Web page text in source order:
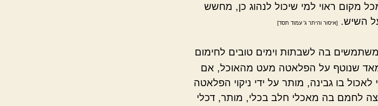
מקום ראוי למי שיכול לנהוג כן, מחשש
השיש. [איסור והיתר ג' עמוד תסד]
בה לשבתות וימים טובים לחימום
מאד שנוטף על הפלאטה מעט מהאוכל, אם
בו גבינה, מותר על ידי ניקוי הפלאטה
לחמם בה מאכלי חלב בכלי, מותר, דכלי